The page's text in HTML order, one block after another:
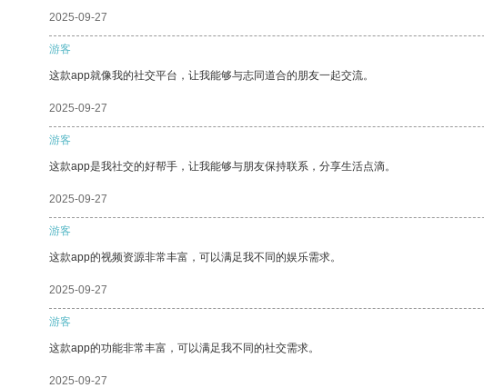
2025-09-27
游客
这款app就像我的社交平台，让我能够与志同道合的朋友一起交流。
2025-09-27
游客
这款app是我社交的好帮手，让我能够与朋友保持联系，分享生活点滴。
2025-09-27
游客
这款app的视频资源非常丰富，可以满足我不同的娱乐需求。
2025-09-27
游客
这款app的功能非常丰富，可以满足我不同的社交需求。
2025-09-27